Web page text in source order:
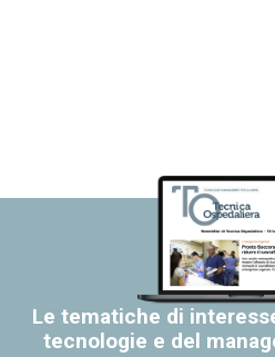
Le tematiche di
tecnologie e del